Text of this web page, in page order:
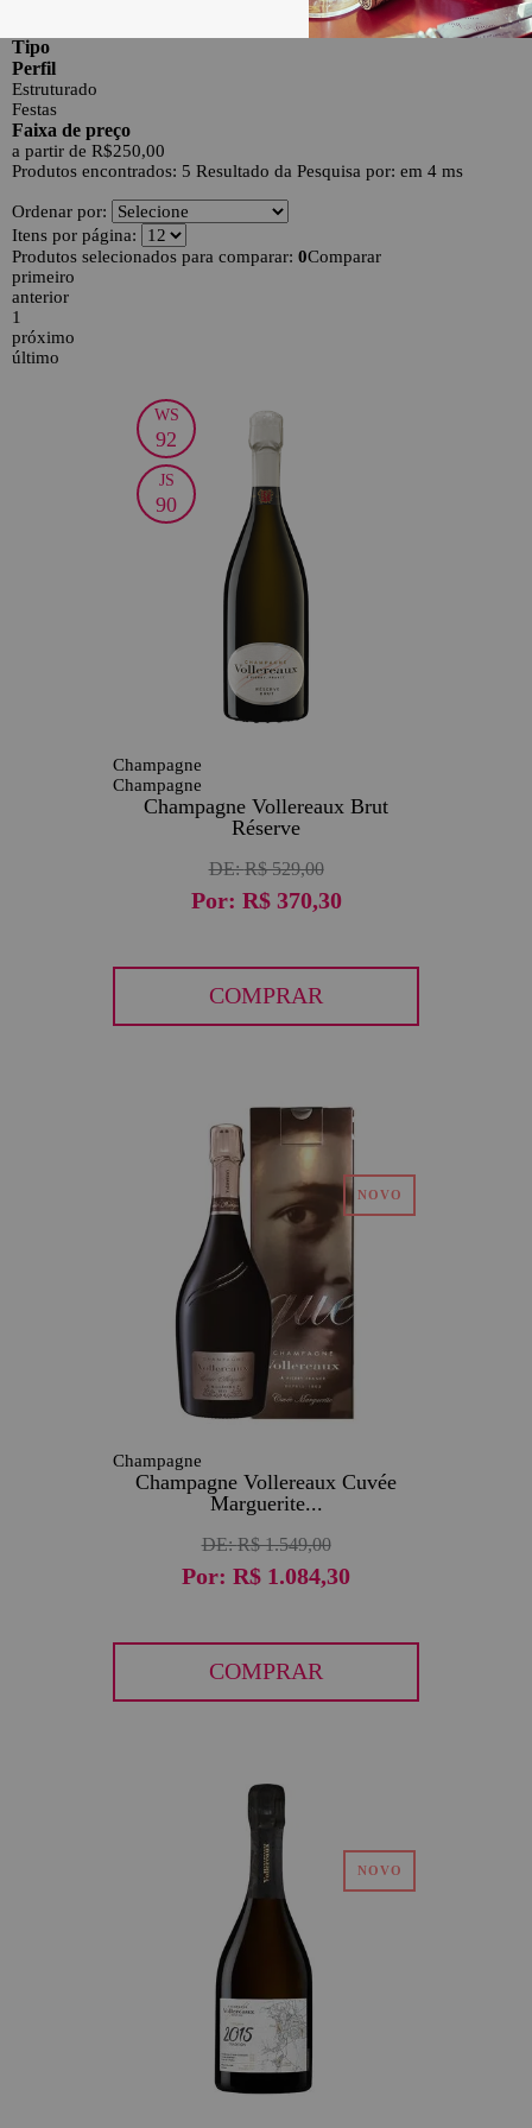
Tipo
Perfil
Estruturado
Festas
Faixa de preço
a partir de R$250,00
Produtos encontrados: 5 Resultado da Pesquisa por: em 4 ms
Ordenar por:
Itens por página:
Produtos selecionados para comparar: 0Comparar
primeiro
anterior
1
próximo
último
Champagne
Champagne
WS
92
JS
90
Champagne Vollereaux Brut
Réserve
DE:R$ 529,00
Por: R$ 370,30
COMPRAR
30
Champagne
Champagne Vollereaux Cuvée
Marguerite...
DE:R$ 1.549,00
Por: R$ 1.084,30
COMPRAR